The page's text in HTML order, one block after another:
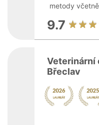
metody
9.7
Veterinární
Břeclav